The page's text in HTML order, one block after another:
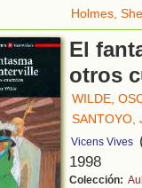
Holmes,
El
otros
WILDE,
SANTOYO,
Vicens Vives
1998
Colección: